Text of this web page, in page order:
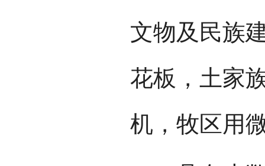
文物及民族
花板，土家
机，牧区用